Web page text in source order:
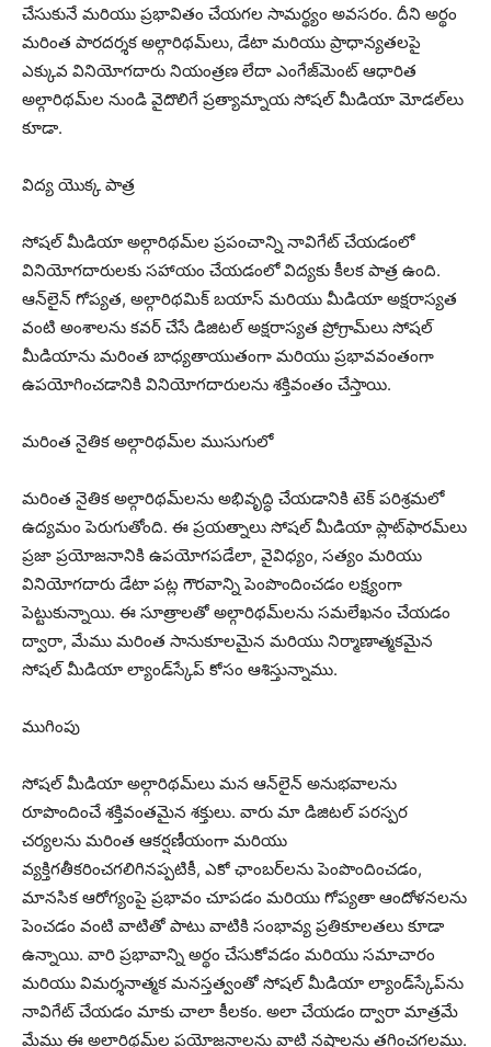
చేసుకునే మరియు ప్రభావితం చేయగల సామర్థ్యం అవసరం. దీని అర్థం
మరింత పారదర్శక అల్గారిథమ్‌లు, డేటా మరియు ప్రాధాన్యతలపై
ఎక్కువ వినియోగదారు నియంత్రణ లేదా ఎంగేజ్‌మెంట్ ఆధారిత
అల్గారిథమ్‌ల నుండి వైదొలిగే ప్రత్యామ్నాయ సోషల్ మీడియా మోడల్‌లు
కూడా.
విద్య యొక్క పాత్ర
సోషల్ మీడియా అల్గారిథమ్‌ల ప్రపంచాన్ని నావిగేట్ చేయడంలో
వినియోగదారులకు సహాయం చేయడంలో విద్యకు కీలక పాత్ర ఉంది.
ఆన్‌లైన్ గోప్యత, అల్గారిథమిక్ బయాస్ మరియు మీడియా అక్షరాస్యత
వంటి అంశాలను కవర్ చేసే డిజిటల్ అక్షరాస్యత ప్రోగ్రామ్‌లు సోషల్
మీడియాను మరింత బాధ్యతాయుతంగా మరియు ప్రభావవంతంగా
ఉపయోగించడానికి వినియోగదారులను శక్తివంతం చేస్తాయి.
మరింత నైతిక అల్గారిథమ్‌ల ముసుగులో
మరింత నైతిక అల్గారిథమ్‌లను అభివృద్ధి చేయడానికి టెక్ పరిశ్రమలో
ఉద్యమం పెరుగుతోంది. ఈ ప్రయత్నాలు సోషల్ మీడియా ప్లాట్‌ఫారమ్‌లు
ప్రజా ప్రయోజనానికి ఉపయోగపడేలా, వైవిధ్యం, సత్యం మరియు
వినియోగదారు డేటా పట్ల గౌరవాన్ని పెంపొందించడం లక్ష్యంగా
పెట్టుకున్నాయి. ఈ సూత్రాలతో అల్గారిథమ్‌లను సమలేఖనం చేయడం
ద్వారా, మేము మరింత సానుకూలమైన మరియు నిర్మాణాత్మకమైన
సోషల్ మీడియా ల్యాండ్‌స్కేప్ కోసం ఆశిస్తున్నాము.
ముగింపు
సోషల్ మీడియా అల్గారిథమ్‌లు మన ఆన్‌లైన్ అనుభవాలను
రూపొందించే శక్తివంతమైన శక్తులు. వారు మా డిజిటల్ పరస్పర
చర్యలను మరింత ఆకర్షణీయంగా మరియు
వ్యక్తిగతీకరించగలిగినప్పటికీ, ఎకో ఛాంబర్‌లను పెంపొందించడం,
మానసిక ఆరోగ్యంపై ప్రభావం చూపడం మరియు గోప్యతా ఆందోళనలను
పెంచడం వంటి వాటితో పాటు వాటికి సంభావ్య ప్రతికూలతలు కూడా
ఉన్నాయి. వారి ప్రభావాన్ని అర్థం చేసుకోవడం మరియు సమాచారం
మరియు విమర్శనాత్మక మనస్తత్వంతో సోషల్ మీడియా ల్యాండ్‌స్కేప్‌ను
నావిగేట్ చేయడం మాకు చాలా కీలకం. అలా చేయడం ద్వారా మాత్రమే
మేము ఈ అల్గారిథమ్‌ల ప్రయోజనాలను వాటి నష్టాలను తగ్గించగలము.